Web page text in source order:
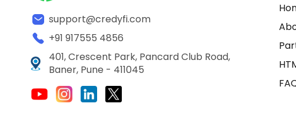
support@credyfi.com
+91 917555 4856
401, Crescent Park, Pancard Club Road,
Baner, Pune - 411045